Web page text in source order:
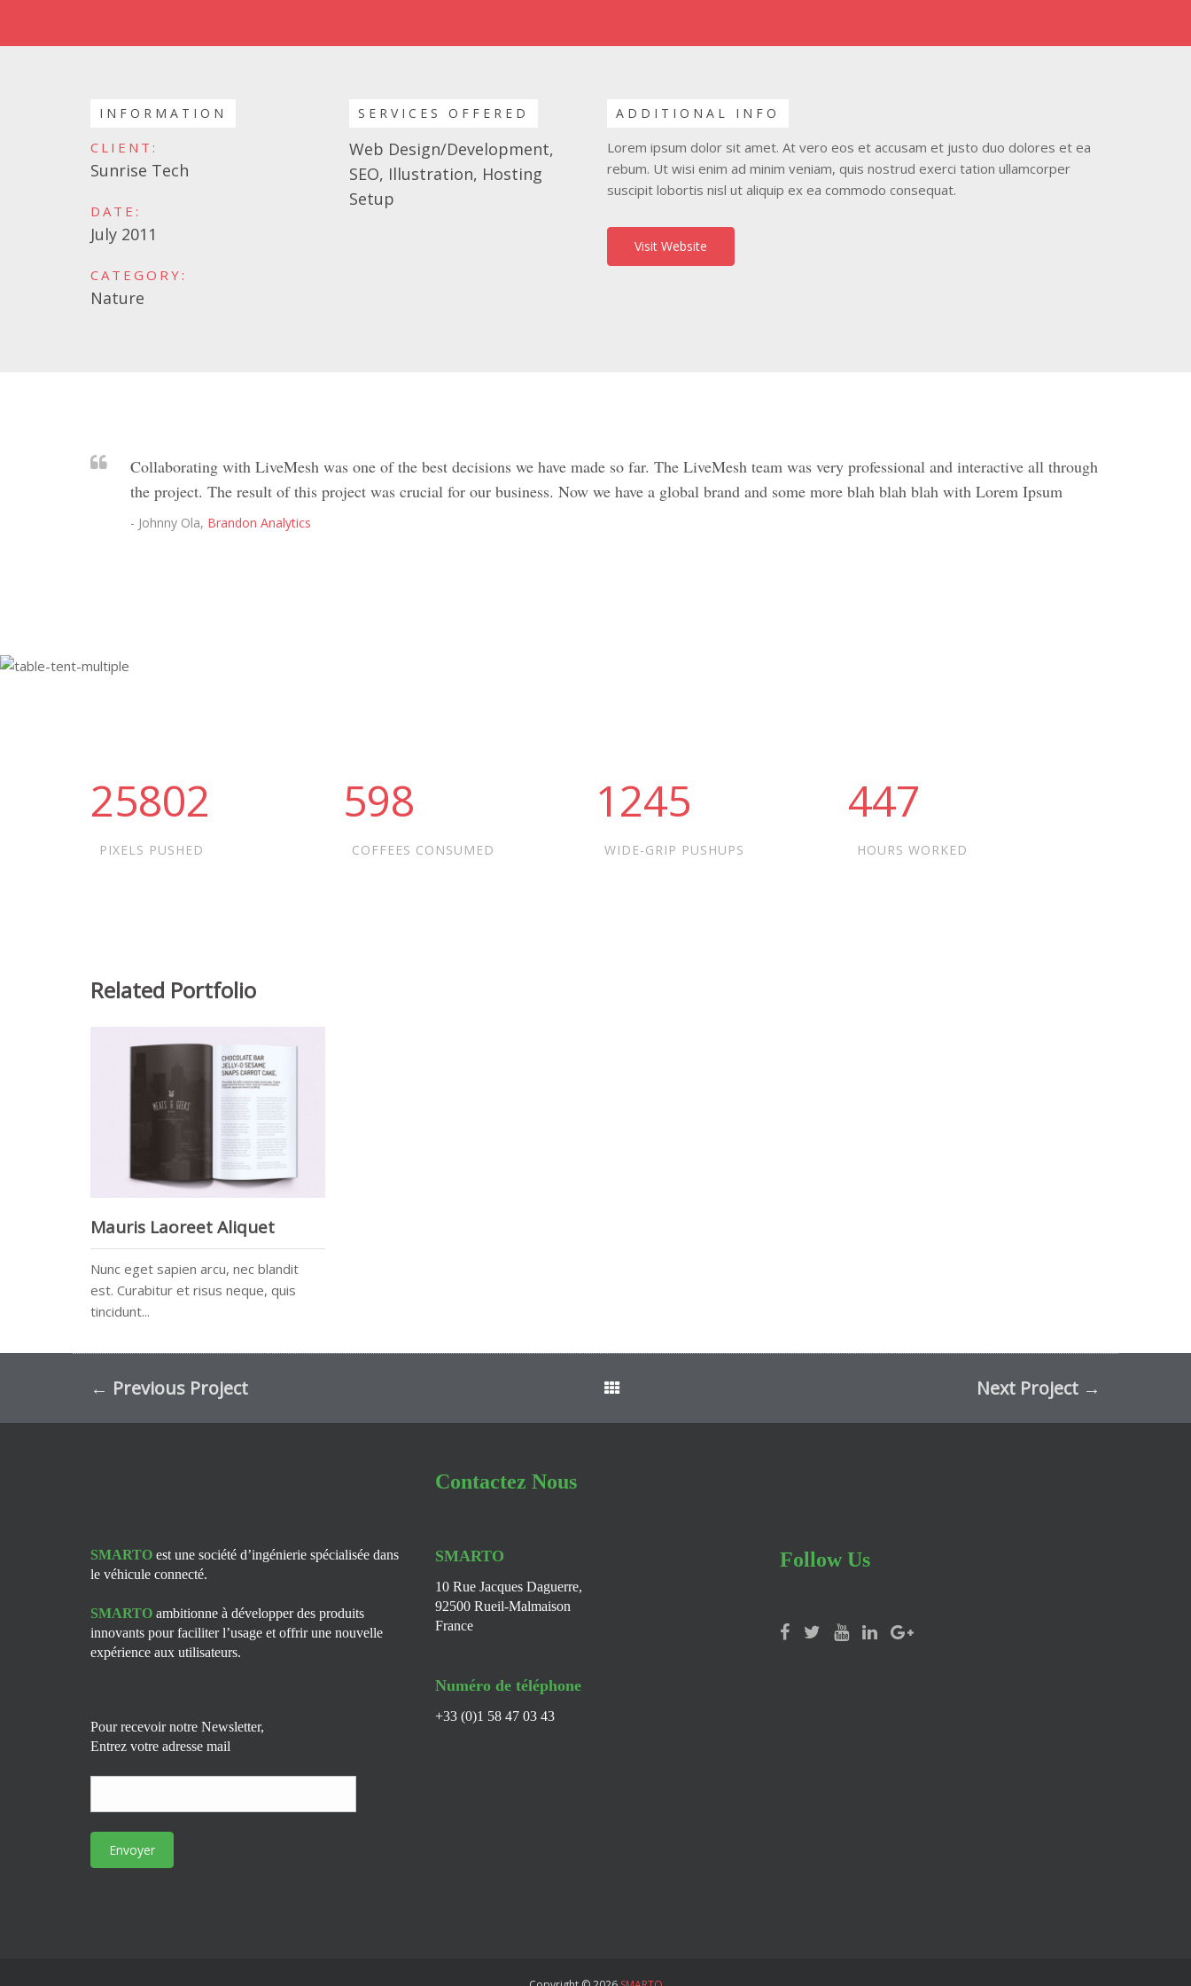
INFORMATION
CLIENT:
Sunrise Tech
DATE:
July 2011
CATEGORY:
Nature
SERVICES OFFERED
Web Design/Development,
SEO, Illustration, Hosting
Setup
ADDITIONAL INFO
Lorem ipsum dolor sit amet. At vero eos et accusam et justo duo dolores et ea
rebum. Ut wisi enim ad minim veniam, quis nostrud exerci tation ullamcorper
suscipit lobortis nisl ut aliquip ex ea commodo consequat.
Visit Website
Collaborating with LiveMesh was one of the best decisions we have made so far. The LiveMesh team was very professional and interactive all through
the project. The result of this project was crucial for our business. Now we have a global brand and some more blah blah blah with Lorem Ipsum
- Johnny Ola, Brandon Analytics
26492
PIXELS PUSHED
613
COFFEES CONSUMED
1277
WIDE-GRIP PUSHUPS
458
HOURS WORKED
Related Portfolio
Mauris Laoreet Aliquet
Nunc eget sapien arcu, nec blandit
est. Curabitur et risus neque, quis
tincidunt...
← Previous Project Next Project →
SMARTO est une société d’ingénierie spécialisée dans
le véhicule connecté.
SMARTO ambitionne à développer des produits
innovants pour faciliter l’usage et offrir une nouvelle
expérience aux utilisateurs.
Pour recevoir notre Newsletter,
Entrez votre adresse mail
Contactez Nous
SMARTO
10 Rue Jacques Daguerre,
92500 Rueil-Malmaison
France
Numéro de téléphone
+33 (0)1 58 47 03 43
Follow Us